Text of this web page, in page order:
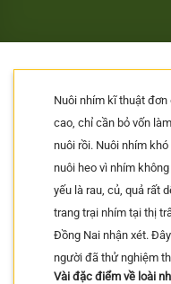
Nuôi nhím kĩ thuật
cao, chỉ cần bỏ vốn
nuôi rồi. Nuôi nhím
nuôi heo vì nhím
yếu là rau, củ, quả rất
trang trại nhím tại thị
Đồng Nai nhận xét.
người đã thử nghiệm
Vài đặc điểm về loài